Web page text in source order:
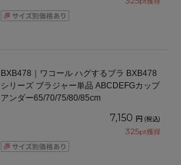
BXB478｜ワコール ハグするブラ BXB478
シリーズ ブラジャー単品 ABCDEFGカップ
アンダー65/70/75/80/85cm
7,150 円 (税込)
325pt獲得